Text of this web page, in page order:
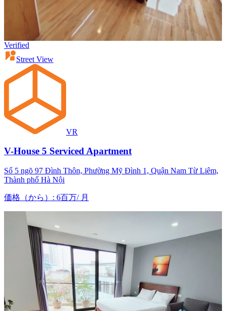
Verified
Street View
VR
V-House 5 Serviced Apartment
Số 5 ngõ 97 Đình Thôn, Phường Mỹ Đình 1, Quận Nam Từ Liêm,
Thành phố Hà Nội
価格（から） : 6百万/月